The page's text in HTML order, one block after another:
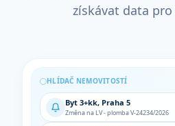
získávat data pro
HLÍDAČ NEMOVITOSTÍ
Byt 3+kk, Praha 5
Změna na LV - plomba V-24234/2026